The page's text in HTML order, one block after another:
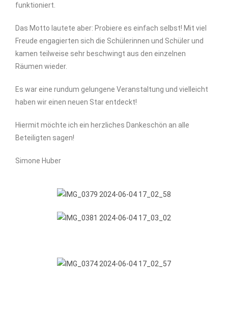
funktioniert.
Das Motto lautete aber: Probiere es einfach selbst! Mit viel
Freude engagierten sich die Schülerinnen und Schüler und
kamen teilweise sehr beschwingt aus den einzelnen
Räumen wieder.
Es war eine rundum gelungene Veranstaltung und vielleicht
haben wir einen neuen Star entdeckt!
Hiermit möchte ich ein herzliches Dankeschön an alle
Beteiligten sagen!
Simone Huber